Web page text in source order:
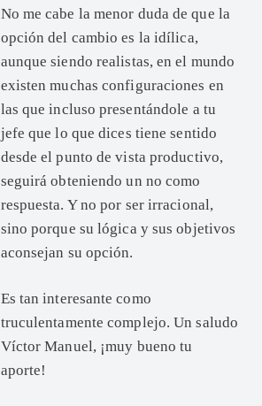
No me cabe la menor duda de que la
opción del cambio es la idílica,
aunque siendo realistas, en el mundo
existen muchas configuraciones en
las que incluso presentándole a tu
jefe que lo que dices tiene sentido
desde el punto de vista productivo,
seguirá obteniendo un no como
respuesta. Y no por ser irracional,
sino porque su lógica y sus objetivos
aconsejan su opción.
Es tan interesante como
truculentamente complejo. Un saludo
Víctor Manuel, ¡muy bueno tu
aporte!